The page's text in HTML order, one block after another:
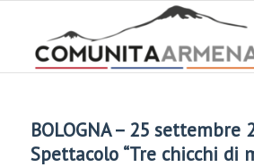
BOLOGNA – 25 settembre
Spettacolo “Tre chicchi di